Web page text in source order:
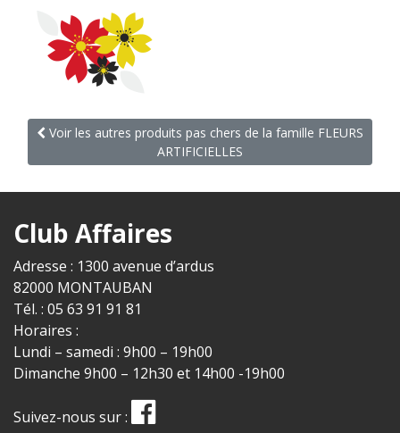
Voir les autres produits pas chers de la famille FLEURS
ARTIFICIELLES
Club Affaires
Adresse : 1300 avenue d’ardus
82000 MONTAUBAN
Tél. : 05 63 91 91 81
Horaires :
Lundi – samedi : 9h00 – 19h00
Dimanche 9h00 – 12h30 et 14h00 -19h00
Suivez-nous sur :